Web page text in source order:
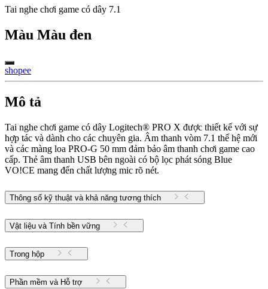
Tai nghe chơi game có dây 7.1
Màu Màu đen
shopee
Mô tả
Tai nghe chơi game có dây Logitech® PRO X được thiết kế với sự
hợp tác và dành cho các chuyên gia. Âm thanh vòm 7.1 thế hệ mới
và các màng loa PRO-G 50 mm đảm bảo âm thanh chơi game cao
cấp. Thẻ âm thanh USB bên ngoài có bộ lọc phát sóng Blue
VO!CE mang đến chất lượng mic rõ nét.
Thông số kỹ thuật và khả năng tương thích
Vật liệu và Tính bền vững
Trong hộp
Phần mềm và Hỗ trợ